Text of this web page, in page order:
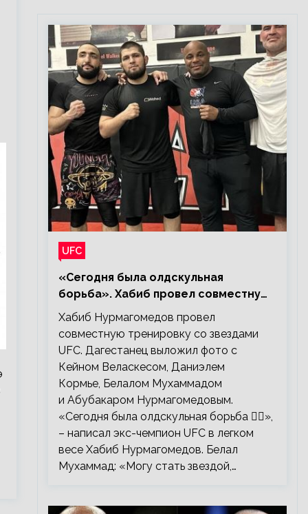
UFC
«Сегодня была олдскульная
борьба». Хабиб провел совместную
тренировку со звездами UFC
Хабиб Нурмагомедов провел
совместную тренировку со звездами
UFC. Дагестанец выложил фото с
Кейном Веласкесом, Даниэлем
Кормье, Белалом Мухаммадом
и Абубакаром Нурмагомедовым.
«Сегодня была олдскульная борьба 🤼‍♂️»,
– написал экс-чемпион UFC в легком
весе Хабиб Нурмагомедов. Белал
Мухаммад: «Могу стать звездой,…